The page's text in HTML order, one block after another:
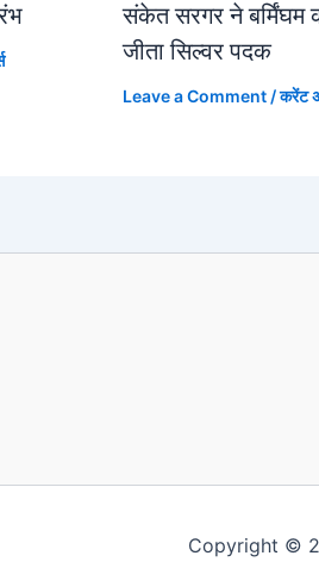
संकेत सरगर ने
जीता सिल्वर पदक
Leave a Comment /करेंट
Copyright ©